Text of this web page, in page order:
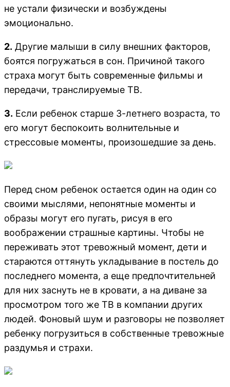
не устали физически и возбуждены
эмоционально.
2. Другие малыши в силу внешних факторов,
боятся погружаться в сон. Причиной такого
страха могут быть современные фильмы и
передачи, транслируемые ТВ.
3. Если ребенок старше 3-летнего возраста, то
его могут беспокоить волнительные и
стрессовые моменты, произошедшие за день.
Перед сном ребенок остается один на один со
своими мыслями, непонятные моменты и
образы могут его пугать, рисуя в его
воображении страшные картины. Чтобы не
переживать этот тревожный момент, дети и
стараются оттянуть укладывание в постель до
последнего момента, а еще предпочтительней
для них заснуть не в кровати, а на диване за
просмотром того же ТВ в компании других
людей. Фоновый шум и разговоры не позволяет
ребенку погрузиться в собственные тревожные
раздумья и страхи.